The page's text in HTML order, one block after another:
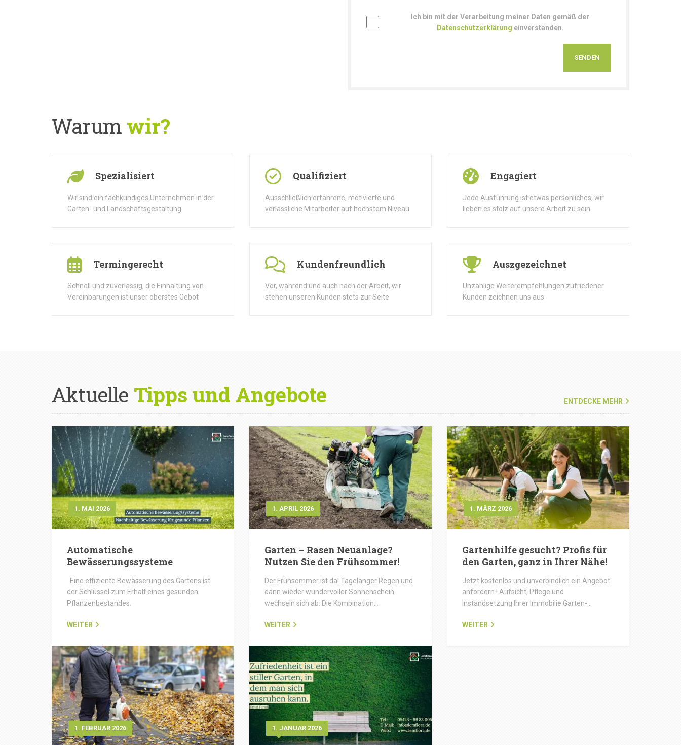
Ich bin mit der Verarbeitung meiner Daten gemäß der
Datenschutzerklärung einverstanden.
Warum wir?
Spezialisiert
Wir sind ein fachkundiges Unternehmen in der
Garten- und Landschaftsgestaltung
Termingerecht
Schnell und zuverlässig, die Einhaltung von
Vereinbarungen ist unser oberstes Gebot
Qualifiziert
Ausschließlich erfahrene, motivierte und
verlässliche Mitarbeiter auf höchstem Niveau
Kundenfreundlich
Vor, während und auch nach der Arbeit, wir
stehen unseren Kunden stets zur Seite
Engagiert
Jede Ausführung ist etwas persönliches, wir
lieben es stolz auf unsere Arbeit zu sein
Auszgezeichnet
Unzählige Weiterempfehlungen zufriedener
Kunden zeichnen uns aus
Aktuelle Tipps und Angebote ENTDECKE MEHR
1. MAI 2026
Automatische
Bewässerungssysteme
Eine effiziente Bewässerung des Gartens ist
der Schlüssel zum Erhalt eines gesunden
Pflanzenbestandes.
WEITER
1. APRIL 2026
Garten – Rasen Neuanlage?
Nutzen Sie den Frühsommer!
Der Frühsommer ist da! Tagelanger Regen und
dann wieder wundervoller Sonnenschein
wechseln sich ab. Die Kombination…
WEITER
1. MÄRZ 2026
Gartenhilfe gesucht? Profis für
den Garten, ganz in Ihrer Nähe!
Jetzt kostenlos und unverbindlich ein Angebot
anfordern ! Aufsicht, Pflege und
Instandsetzung Ihrer Immobilie Garten-…
WEITER
1. FEBRUAR 2026 1. JANUAR 2026